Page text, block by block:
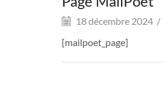
18 décembre 2024 /
[mailpoet_page]